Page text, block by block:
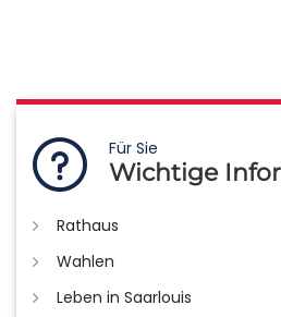
Für Sie
Wichtige
Rathaus
Wahlen
Leben in Saarlouis